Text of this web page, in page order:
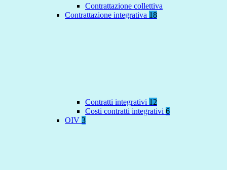
Contrattazione collettiva
Contrattazione integrativa 18
Contratti integrativi 12
Costi contratti integrativi 6
OIV 3